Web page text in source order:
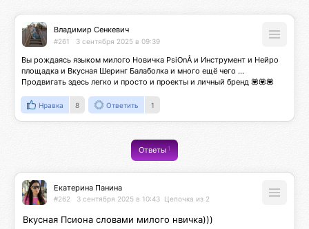
Владимир Сенкевич
#261 3 сентября 2025 в 09:39
Вы рождаясь языком милого Новичка PsiOnÅ и Инструмент и Нейро
площадка и Вкусная Шеринг Балаболка и много ещё чего ...
Продвигать здесь легко и просто и проекты и личный бренд 💟💟💟
Нравка 8 Ответить 1
Ответы 1
Екатерина Панина
#262 3 сентября 2025 в 10:43 Цепочка из 2
Вкусная Псиона словами милого нвичка)))